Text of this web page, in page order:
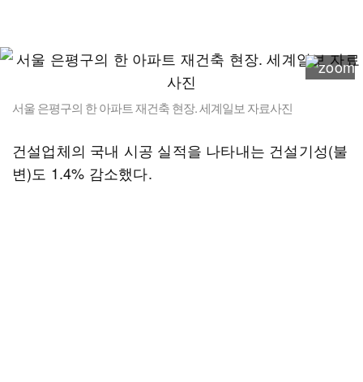
서울 은평구의 한 아파트 재건축 현장. 세계일보 자료사진
건설업체의 국내 시공 실적을 나타내는 건설기성(불
변)도 1.4% 감소했다.